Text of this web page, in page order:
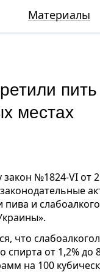
Материалы
местах
закон №1824-VI от
и
что
спирта от 1,2%
на 100